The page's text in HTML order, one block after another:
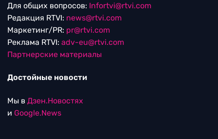
Для общих вопросов: Infortvi@rtvi.com
Редакция RTVI: news@rtvi.com
Маркетинг/PR: pr@rtvi.com
Реклама RTVI: adv-eu@rtvi.com
Партнерские материалы
Достойные новости
Мы в Дзен.Новостях
и Google.News